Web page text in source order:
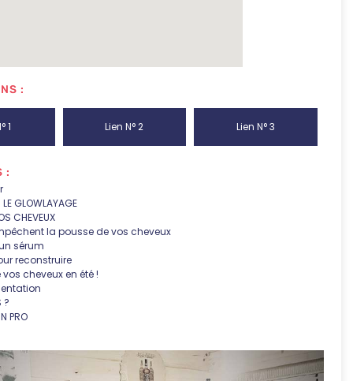
:
1 Lien N° 2 Lien N° 3
:
LE GLOWLAYAGE
CHEVEUX
la pousse de vos cheveux
sérum
reconstruire
cheveux en été !
?
PRO